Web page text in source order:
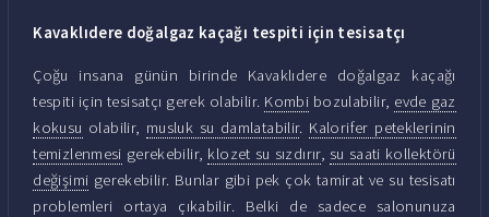
Kavaklıdere doğalgaz kaçağı tespiti için tesisatçı
Çoğu insana günün birinde Kavaklıdere doğalgaz kaçağı
tespiti için tesisatçı gerek olabilir. Kombi bozulabilir, evde gaz
kokusu olabilir, musluk su damlatabilir. Kalorifer peteklerinin
temizlenmesi gerekebilir, klozet su sızdırır, su saati kollektörü
değişimi gerekebilir. Bunlar gibi pek çok tamirat ve su tesisatı
problemleri ortaya çıkabilir. Belki de sadece salonunuza